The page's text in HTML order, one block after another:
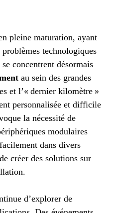
pleine maturation, ayant
technologiques
concentrent désormais
au sein des grandes
et l’« dernier kilomètre »
personnalisée et difficile
la nécessité de
modulaires
dans divers
créer des solutions sur
d’explorer de